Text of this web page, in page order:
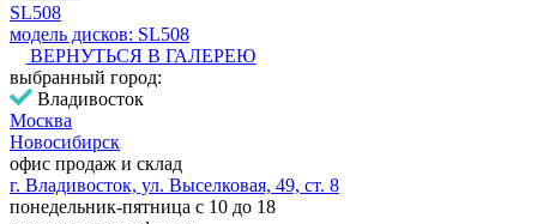
SL508
модель дисков: SL508
ВЕРНУТЬСЯ В ГАЛЕРЕЮ
выбранный город:
Владивосток
Москва
Новосибирск
офис продаж и склад
г. Владивосток, ул. Выселковая, 49, ст. 8
понедельник-пятница с 10 до 18